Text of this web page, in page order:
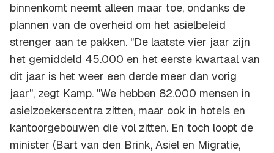
binnenkomt neemt alleen maar toe, ondanks de
plannen van de overheid om het asielbeleid
strenger aan te pakken. "De laatste vier jaar zijn
het gemiddeld 45.000 en het eerste kwartaal van
dit jaar is het weer een derde meer dan vorig
jaar", zegt Kamp. "We hebben 82.000 mensen in
asielzoekerscentra zitten, maar ook in hotels en
kantoorgebouwen die vol zitten. En toch loopt de
minister (Bart van den Brink, Asiel en Migratie,